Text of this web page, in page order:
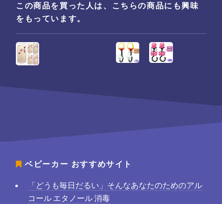
この商品を買った人は、こちらの商品にも興味
をもっています。
ベビーカー おすすめサイト
「どうも毎日だるい」そんなあなたのためのアル
コール エタノール 消毒